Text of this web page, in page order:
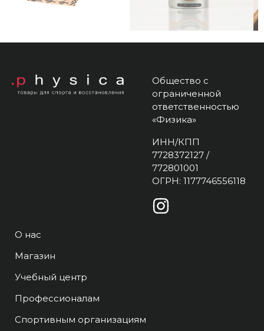
Общество с
ограниченной
ответственностью
«Физика»
ИНН/КПП
7728372127 /
772801001
ОГРН: 1177746556118
О нас
Магазин
Учебный центр
Профессионалам
Спортивным организациям